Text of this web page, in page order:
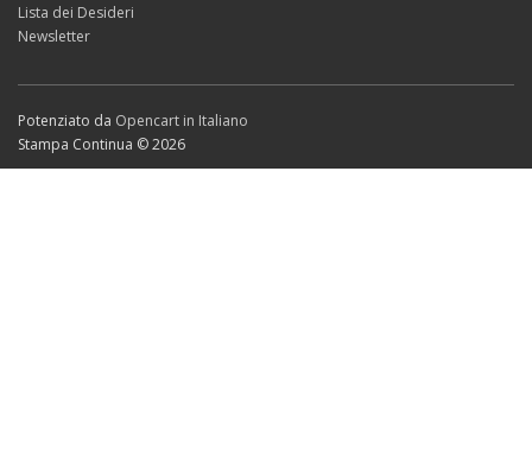
Lista dei Desideri
Newsletter
Potenziato da Opencart in Italiano
Stampa Continua © 2026